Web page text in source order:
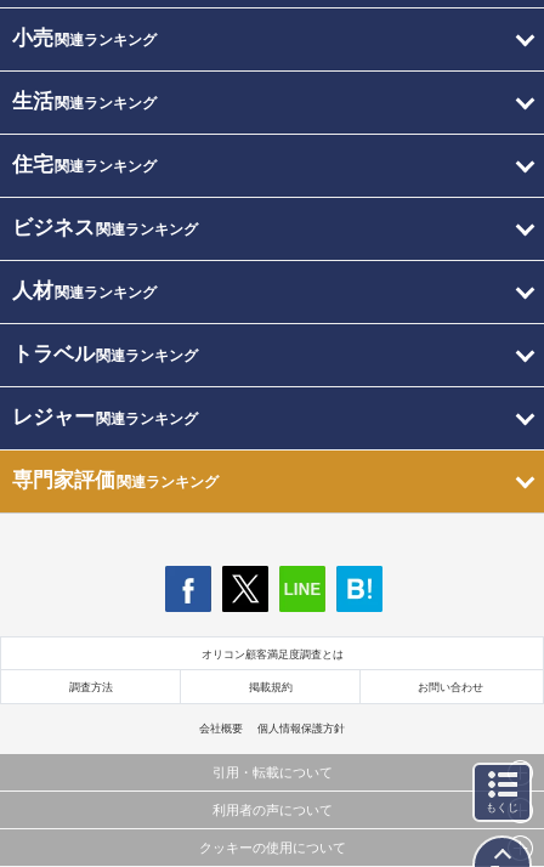
小売関連ランキング
生活関連ランキング
住宅関連ランキング
ビジネス 関連ランキング
人材関連ランキング
トラベル関連ランキング
レジャー関連ランキング
専門家評価関連ランキング
オリコン顧客満足度調査とは
調査方法 掲載規約 お問い合わせ
会社概要 個人情報保護方針
引用・転載について
当サイトで公開されている情報（文字、写真、イラスト、画像データ等）及びこれらの配置・
これらの情報を権利者の許可なく無断転載・複製などの二次利用を行うことは固く禁じており
利用者の声について
当サイトに掲載している内容はすべてサービスの利用者が提出された見解・感想です。
クッキーの使用について
もくじ